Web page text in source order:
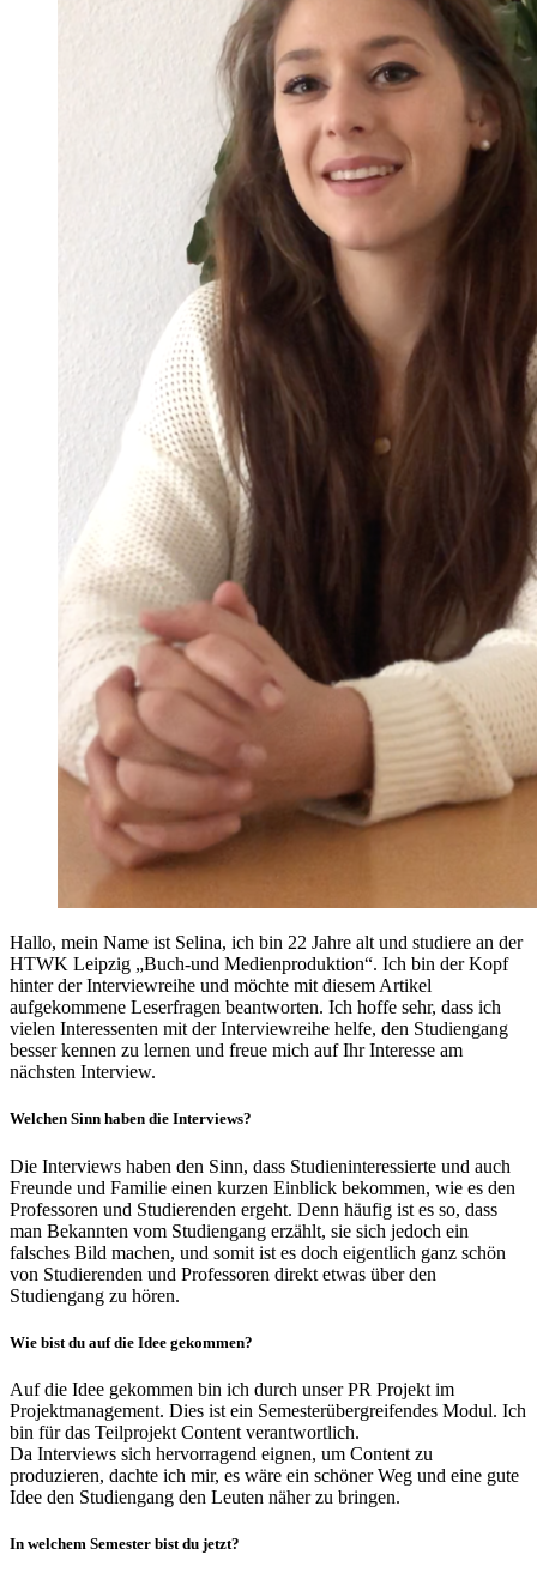
Hallo, mein Name ist Selina, ich bin 22 Jahre alt und studiere an der
HTWK Leipzig „Buch-und Medienproduktion“. Ich bin der Kopf
hinter der Interviewreihe und möchte mit diesem Artikel
aufgekommene Leserfragen beantworten. Ich hoffe sehr, dass ich
vielen Interessenten mit der Interviewreihe helfe, den Studiengang
besser kennen zu lernen und freue mich auf Ihr Interesse am
nächsten Interview.
Welchen Sinn haben die Interviews?
Die Interviews haben den Sinn, dass Studieninteressierte und auch
Freunde und Familie einen kurzen Einblick bekommen, wie es den
Professoren und Studierenden ergeht. Denn häufig ist es so, dass
man Bekannten vom Studiengang erzählt, sie sich jedoch ein
falsches Bild machen, und somit ist es doch eigentlich ganz schön
von Studierenden und Professoren direkt etwas über den
Studiengang zu hören.
Wie bist du auf die Idee gekommen?
Auf die Idee gekommen bin ich durch unser PR Projekt im
Projektmanagement. Dies ist ein Semesterübergreifendes Modul. Ich
bin für das Teilprojekt Content verantwortlich.
Da Interviews sich hervorragend eignen, um Content zu
produzieren, dachte ich mir, es wäre ein schöner Weg und eine gute
Idee den Studiengang den Leuten näher zu bringen.
In welchem Semester bist du jetzt?